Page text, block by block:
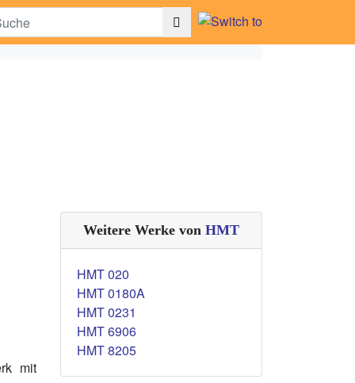
mit
Weitere Werke von HMT
HMT 020
HMT 0180A
HMT 0231
HMT 6906
HMT 8205